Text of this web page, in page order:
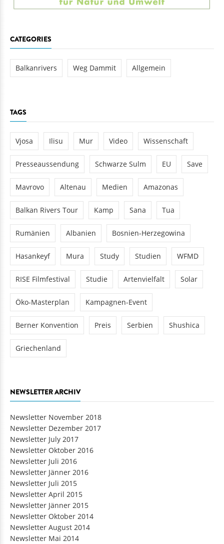
CATEGORIES
Balkanrivers Weg Dammit Allgemein
TAGS
Vjosa Ilisu Mur Video Wissenschaft
Presseaussendung Schwarze Sulm EU Save
Mavrovo Altenau Medien Amazonas
Balkan Rivers Tour Kamp Sana Tua
Rumänien Albanien Bosnien-Herzegowina
Hasankeyf Mura Study Studien WFMD
RISE Filmfestival Studie Artenvielfalt Solar
Öko-Masterplan Kampagnen-Event
Berner Konvention Preis Serbien Shushica
Griechenland
NEWSLETTER ARCHIV
Newsletter November 2018
Newsletter Dezember 2017
Newsletter July 2017
Newsletter Oktober 2016
Newsletter Juli 2016
Newsletter Jänner 2016
Newsletter Juli 2015
Newsletter April 2015
Newsletter Jänner 2015
Newsletter Oktober 2014
Newsletter August 2014
Newsletter Mai 2014